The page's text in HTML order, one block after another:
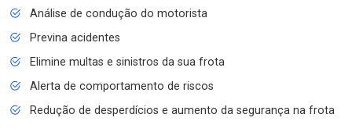
Análise de condução do motorista
Previna acidentes
Elimine multas e sinistros da sua frota
Alerta de comportamento de riscos
Redução de desperdícios e aumento da segurança na frota